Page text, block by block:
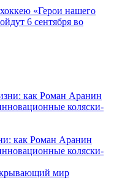
«Герои нашего
6 сентября во
как Роман Аранин
коляски-